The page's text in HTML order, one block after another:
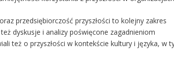
przedsiębiorczość przyszłości to kolejny zakres
dyskusje i analizy poświęcone zagadnieniom
też o przyszłości w kontekście kultury i języka, w